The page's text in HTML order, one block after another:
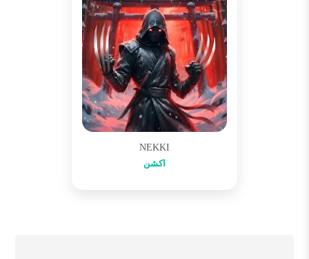
NEKKI
اکشن